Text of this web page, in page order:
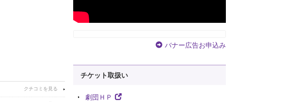
バナー広告お申込み
チケット取扱い
劇団ＨＰ